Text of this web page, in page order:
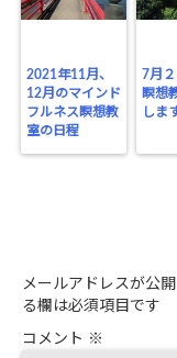
2021年11月、
12月のマインド
フルネス瞑想教
室の日程
7月
瞑想
しま
メールアドレスが公
る欄は必須項目です
コメント ※